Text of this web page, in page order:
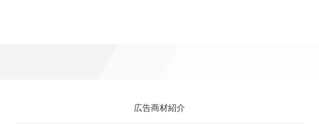
広告商材紹介